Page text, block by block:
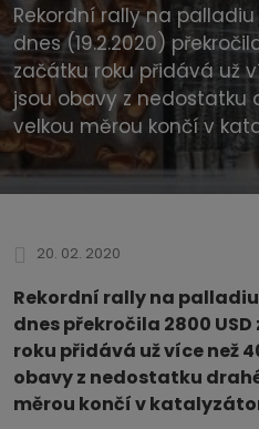
Rekordní rally na
dnes (19.2.2020)
začátku roku přidává už
jsou obavy z nedostatku
velkou měrou končí v
20. 02. 2020
Rekordní rally na
dnes překročila 2800
roku přidává už více než
obavy z nedostatku
měrou končí v